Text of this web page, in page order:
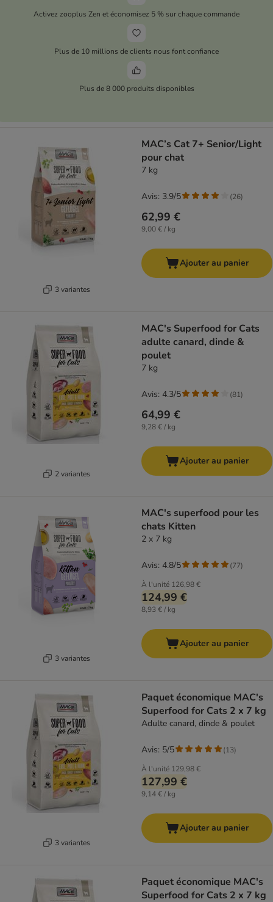
Activez zooplus Zen et économisez 5 % sur chaque commande
Plus de 10 millions de clients nous font confiance
Plus de 8 000 produits disponibles
3 variantes
MAC’s Cat 7+ Senior/Light
pour chat
7 kg
62,99 €
9,00 € / kg
Avis: 3.9/5 (26)
Ajouter au panier
2 variantes
MAC's Superfood for Cats
adulte canard, dinde &
poulet
7 kg
64,99 €
9,28 € / kg
Avis: 4.3/5 (81)
Ajouter au panier
3 variantes
MAC's superfood pour les
chats Kitten
2 x 7 kg
À l'unité 126,98 €
124,99 €
8,93 € / kg
Avis: 4.8/5 (77)
Ajouter au panier
3 variantes
Paquet économique MAC's
Superfood for Cats 2 x 7 kg
Adulte canard, dinde & poulet
À l'unité 129,98 €
127,99 €
9,14 € / kg
Avis: 5/5 (13)
Ajouter au panier
Paquet économique MAC's
Superfood for Cats 2 x 7 kg